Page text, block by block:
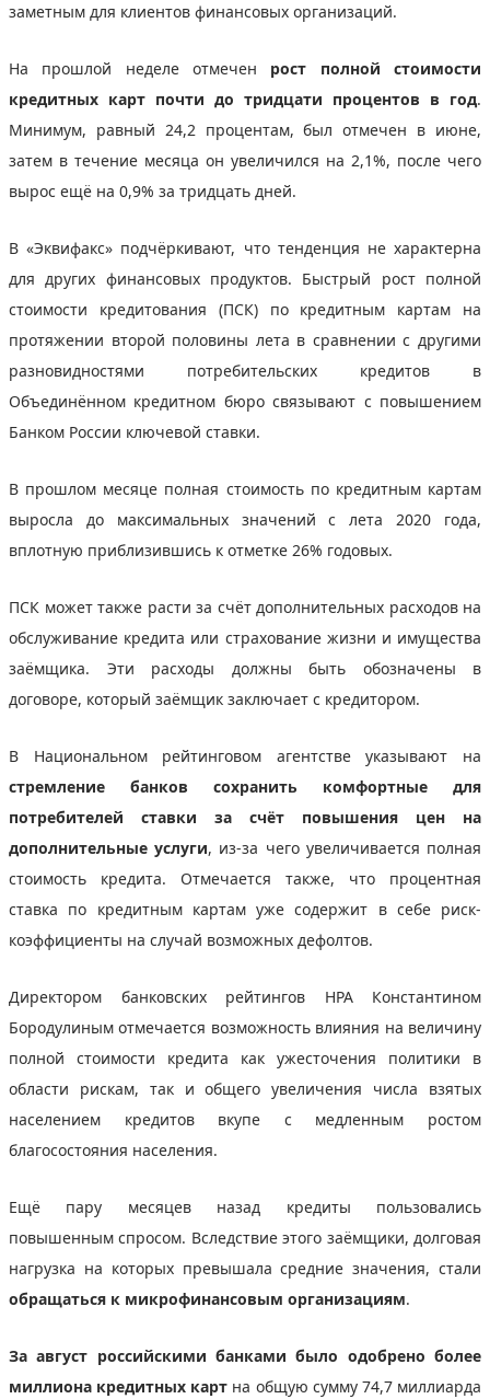
заметным для клиентов финансовых организаций.
На прошлой неделе отмечен рост полной стоимости
кредитных карт почти до тридцати процентов в год.
Минимум, равный 24,2 процентам, был отмечен в июне,
затем в течение месяца он увеличился на 2,1%, после чего
вырос ещё на 0,9% за тридцать дней.
В «Эквифакс» подчёркивают, что тенденция не характерна
для других финансовых продуктов. Быстрый рост полной
стоимости кредитования (ПСК) по кредитным картам на
протяжении второй половины лета в сравнении с другими
разновидностями потребительских кредитов в
Объединённом кредитном бюро связывают с повышением
Банком России ключевой ставки.
В прошлом месяце полная стоимость по кредитным картам
выросла до максимальных значений с лета 2020 года,
вплотную приблизившись к отметке 26% годовых.
ПСК может также расти за счёт дополнительных расходов на
обслуживание кредита или страхование жизни и имущества
заёмщика. Эти расходы должны быть обозначены в
договоре, который заёмщик заключает с кредитором.
В Национальном рейтинговом агентстве указывают на
стремление банков сохранить комфортные для
потребителей ставки за счёт повышения цен на
дополнительные услуги, из-за чего увеличивается полная
стоимость кредита. Отмечается также, что процентная
ставка по кредитным картам уже содержит в себе риск-
коэффициенты на случай возможных дефолтов.
Директором банковских рейтингов НРА Константином
Бородулиным отмечается возможность влияния на величину
полной стоимости кредита как ужесточения политики в
области рискам, так и общего увеличения числа взятых
населением кредитов вкупе с медленным ростом
благосостояния населения.
Ещё пару месяцев назад кредиты пользовались
повышенным спросом. Вследствие этого заёмщики, долговая
нагрузка на которых превышала средние значения, стали
обращаться к микрофинансовым организациям.
За август российскими банками было одобрено более
миллиона кредитных карт на общую сумму 74,7 миллиарда